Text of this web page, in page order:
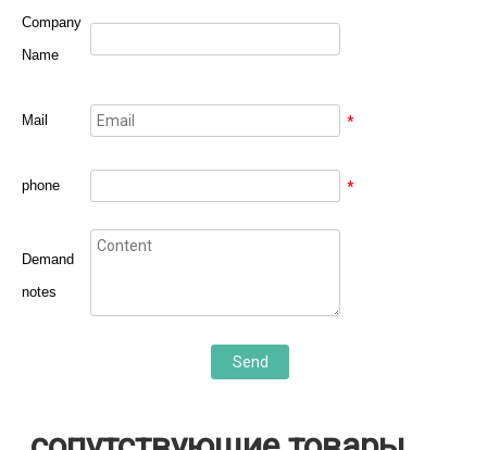
Company
Name
Mail *
phone *
Demand
notes
Send